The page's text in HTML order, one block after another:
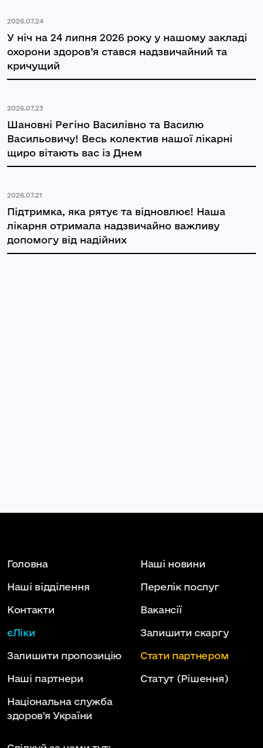
2026.07.24
У ніч на 24 липня 2026 року у нашому закладі
охорони здоров’я стався надзвичайний та
кричущий
2026.07.23
Шановні Регіно Василівно та Василю
Васильовичу! Весь колектив нашої лікарні
щиро вітають вас із Днем
2026.07.21
Підтримка, яка рятує та відновлює! Наша
лікарня отримала надзвичайно важливу
допомогу від надійних
Головна Наші новини
Наші відділення Перелік послуг
Контакти Вакансії
єЛіки Залишити скаргу
Залишити пропозицію Стати партнером
Наші партнери Статут (Рішення)
Національна служба
здоров'я України